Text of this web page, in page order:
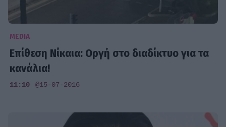
MEDIA
Επίθεση Νίκαια: Οργή στο διαδίκτυο για τα
κανάλια!
11:10 @15-07-2016